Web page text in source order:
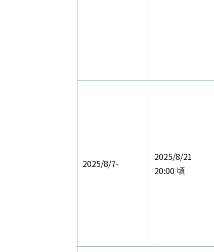
2025/8/7-
2025/8/21
20:00 頃